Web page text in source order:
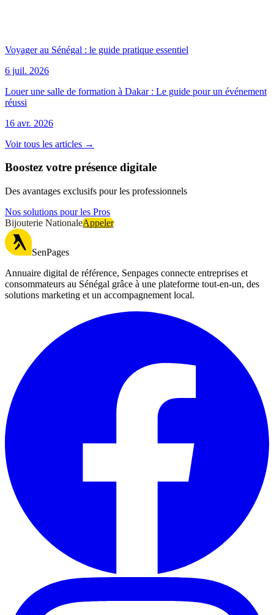
Voyager au Sénégal : le guide pratique essentiel
6 juil. 2026
Louer une salle de formation à Dakar : Le guide pour un événement
réussi
16 avr. 2026
Voir tous les articles →
Boostez votre présence digitale
Des avantages exclusifs pour les professionnels
Nos solutions pour les Pros
Bijouterie NationaleAppeler
SenPages
Annuaire digital de référence, Senpages connecte entreprises et
consommateurs au Sénégal grâce à une plateforme tout-en-un, des
solutions marketing et un accompagnement local.